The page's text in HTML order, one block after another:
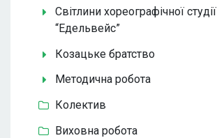
Світлини хореографічної студії
“Едельвейс”
Козацьке братство
Методична робота
Колектив
Виховна робота